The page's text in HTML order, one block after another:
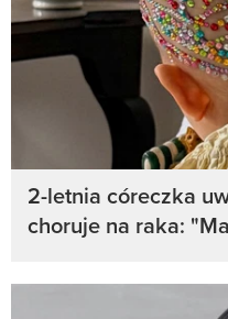
2-letnia córeczka
choruje na raka: